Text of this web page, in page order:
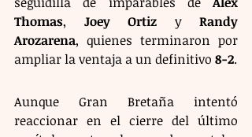
Thomas, Joey Ortiz y Randy
Arozarena, quienes terminaron por
ampliar la ventaja a un definitivo 8-2.
Aunque Gran Bretaña intentó
reaccionar en el cierre del último